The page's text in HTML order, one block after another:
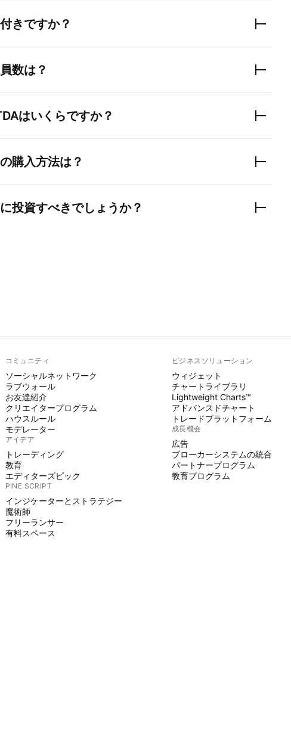
きですか？
数は？
はいくらですか？
購入方法は？
投資すべきでしょうか？
コミュニティ
ソーシャルネットワーク
ラブウォール
お友達紹介
クリエイタープログラム
ハウスルール
モデレーター
アイデア
トレーディング
教育
エディターズピック
PINE SCRIPT
インジケーターとストラテジー
魔術師
フリーランサー
有料スペース
ビジネスソリューション
ウィジェット
チャートライブラリ
Lightweight Charts™
アドバンスドチャート
トレードプラットフォーム
成長機会
広告
ブローカーシステムの統合
パートナープログラム
教育プログラム